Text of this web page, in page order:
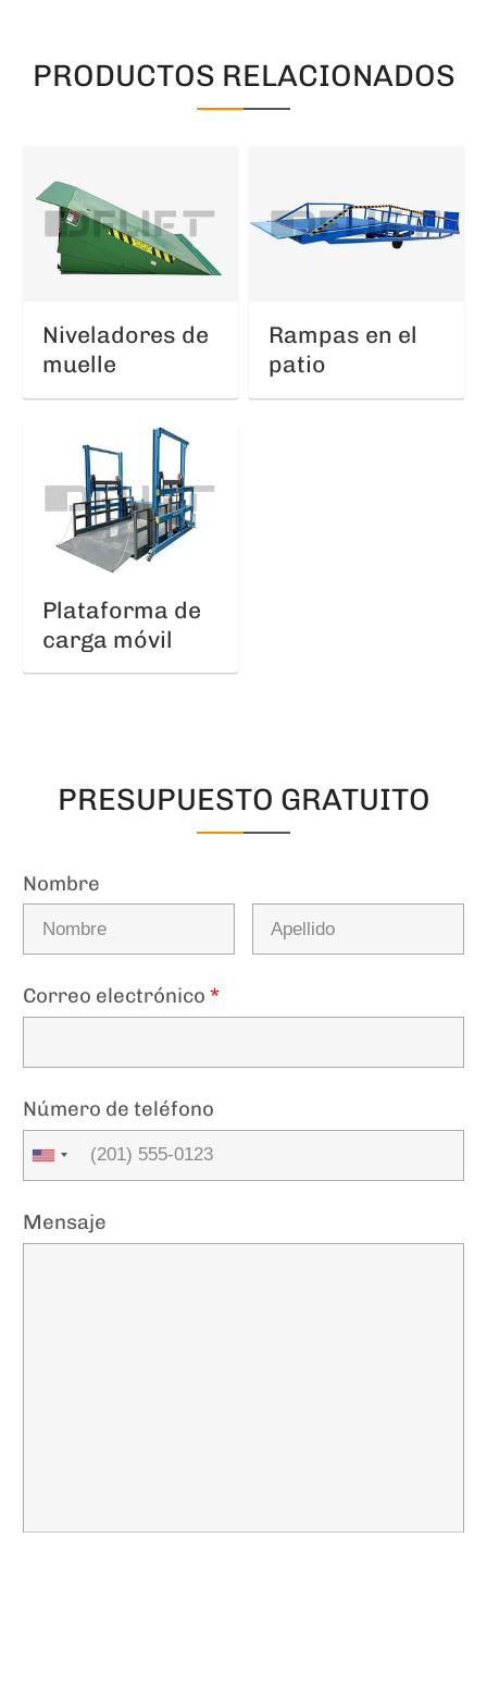
PRODUCTOS RELACIONADOS
Niveladores de
muelle
Rampas en el
patio
Plataforma de
carga móvil
PRESUPUESTO GRATUITO
Nombre
Correo electrónico*
Número de teléfono
Mensaje